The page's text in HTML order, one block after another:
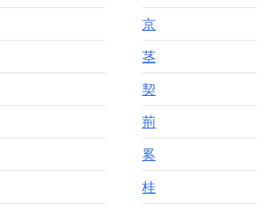
京
茎
契
荊
奚
桂